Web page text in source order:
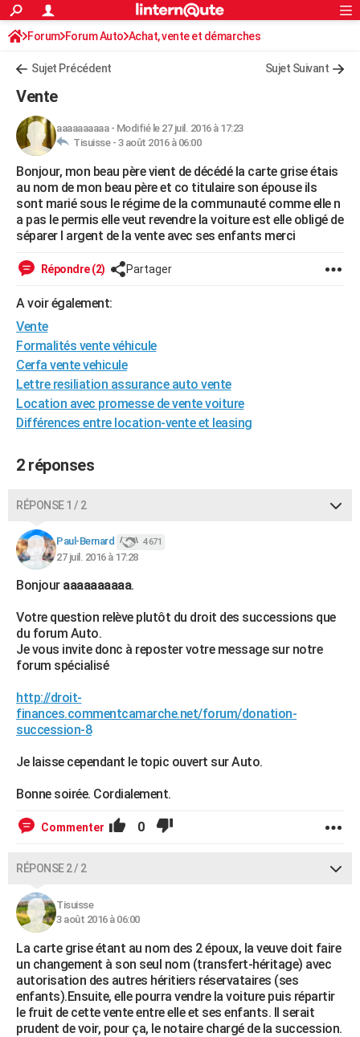
ACTUALITÉS
Politique
Société
Faits Divers
Education
Monde
Villes
+
FINANCE
Retraite
Impôts
Epargne
Immobilier
Risques naturels par ville
Banque
Assurance
Crédit
AUTO
Essais
Réserver un essai
Citadines
Berlines
SUV
Forum auto
+HIGH-TECH
Mobiles
Meilleur smartphone
Internet
Ordinateurs
Jeux vidéo
Guide high-tech
+BRICOLAGE
Forum
Aménagement intérieur
Extérieur
Cuisine
Salle de bains
Jardinage
Rangement
Guides de France
Escapades
Patrimoine
Expositions
Musées
Week-end nature
Art de vivre
Bien-être
Loisirs
Mode
Modes de vie
Alimentation
Guide de la santé
Maladies
Médicaments
Sommeil
VOYAGE
PHOTO
GUIDES D'ACHAT
CARTE DE VOEUX
Carte de Noël
Carte Bonne année
Carte Saint-Valentin
Carte Pâques
Carte d'anniversaire
DICTIONNAIRE
Dictionnaire
Biographies
Citations
Expressions
Proverbes
PROGRAMME TV
FORUM
Bricolage
Lifestyle
Culture
Sport
Auto
Television
Voyage
Cinema
S'inscrire
Connexion
Forum Forum Auto Achat, vente et démarches
Sujet Précédent Sujet Suivant
Vente
aaaaaaaaaa- Modifié le 27 juil. 2016 à 17:23
Tisuisse - 3 août 2016 à 06:00
Bonjour, mon beau père vient de décédé la carte grise étais
au nom de mon beau père et co titulaire son épouse ils
sont marié sous le régime de la communauté comme elle n
a pas le permis elle veut revendre la voiture est elle obligé de
séparer l argent de la vente avec ses enfants merci
Répondre (2) Partager
A voir également:
Vente
Formalités vente véhicule
Cerfa vente vehicule
Lettre resiliation assurance auto vente
Location avec promesse de vente voiture
Différences entre location-vente et leasing
2 réponses
RÉPONSE 1 / 2
Paul-Bernard 4 671
27 juil. 2016 à 17:28
Bonjour aaaaaaaaaa.
Votre question relève plutôt du droit des successions que
du forum Auto.
Je vous invite donc à reposter votre message sur notre
forum spécialisé
http://droit-
finances.commentcamarche.net/forum/donation-
succession-8
Je laisse cependant le topic ouvert sur Auto.
Bonne soirée. Cordialement.
Commenter 0
RÉPONSE 2 / 2
Tisuisse
3 août 2016 à 06:00
La carte grise étant au nom des 2 époux, la veuve doit faire
un changement à son seul nom (transfert-héritage) avec
autorisation des autres héritiers réservataires (ses
enfants).Ensuite, elle pourra vendre la voiture puis répartir
le fruit de cette vente entre elle et ses enfants. Il serait
prudent de voir, pour ça, le notaire chargé de la succession.